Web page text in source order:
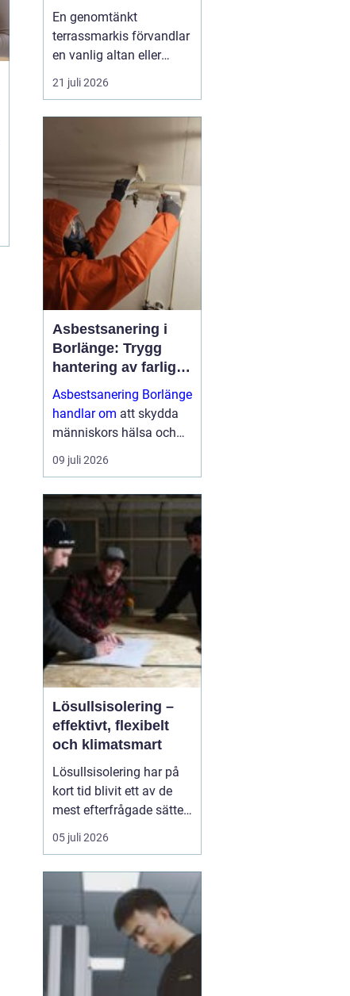
stil och komfort på
uteplatsen
En genomtänkt
terrassmarkis förvandlar
en vanlig altan eller
uteplats till ett extra rum
under sommarhalvåret. I
där solen kan steka hårt
ena dagen och vinden ta
i nästa, är rätt solskydd
avgörande för att
uteplatsen ska använd...
21 juli 2026
Asbestsanering i
Borlänge: Trygg
hantering av farliga
fibrer
Asbestsanering Borlänge
handlar om att skydda
människors hälsa och
skapa säkra miljöer i
bostäder, skolor,
Nä...
09 juli 2026
Lösullsisolering –
effektivt, flexibelt
och klimatsmart
Lösullsisolering har på
kort tid blivit ett av de
mest efterfrågade sätten
att isolera vindar, tak och
svåråtkomliga
bygger på att man blåser
in isolerande material
ofta cellulosa, tr&au...
05 juli 2026